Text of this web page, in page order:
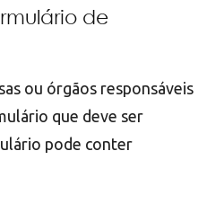
de
ou órgãos responsáveis
que deve ser
pode conter